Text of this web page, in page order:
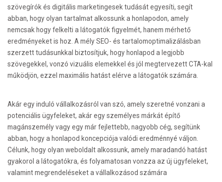
szövegírók és digitális marketingesek tudását egyesíti, segít
abban, hogy olyan tartalmat alkossunk a honlapodon, amely
nemcsak hogy felkelti a látogatók figyelmét, hanem mérhető
eredményeket is hoz. A mély SEO- és tartalomoptimalizálásban
szerzett tudásunkkal biztosítjuk, hogy honlapod a legjobb
szövegekkel, vonzó vizuális elemekkel és jól megtervezett CTA-kal
működjön, ezzel maximális hatást elérve a látogatók számára.
Akár egy induló vállalkozásról van szó, amely szeretné vonzani a
potenciális ügyfeleket, akár egy személyes márkát építő
magánszemély vagy egy már fejlettebb, nagyobb cég, segítünk
abban, hogy a honlapod koncepciója valódi eredménnyé váljon.
Célunk, hogy olyan weboldalt alkossunk, amely maradandó hatást
gyakorol a látogatókra, és folyamatosan vonzza az új ügyfeleket,
valamint megrendeléseket a vállalkozásod számára